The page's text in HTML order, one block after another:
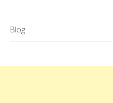
Blog